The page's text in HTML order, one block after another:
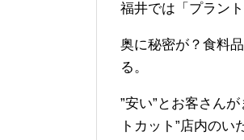
福井では「プラン
奥に秘密が？食料
る。
”安い”とお客さん
トカット”店内のい